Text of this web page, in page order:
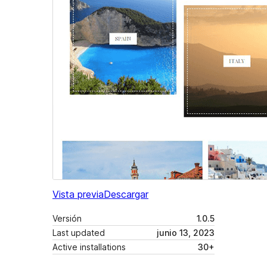
Vista previaDescargar
Versión
1.0.5
Last updated
junio 13, 2023
Active installations
30+